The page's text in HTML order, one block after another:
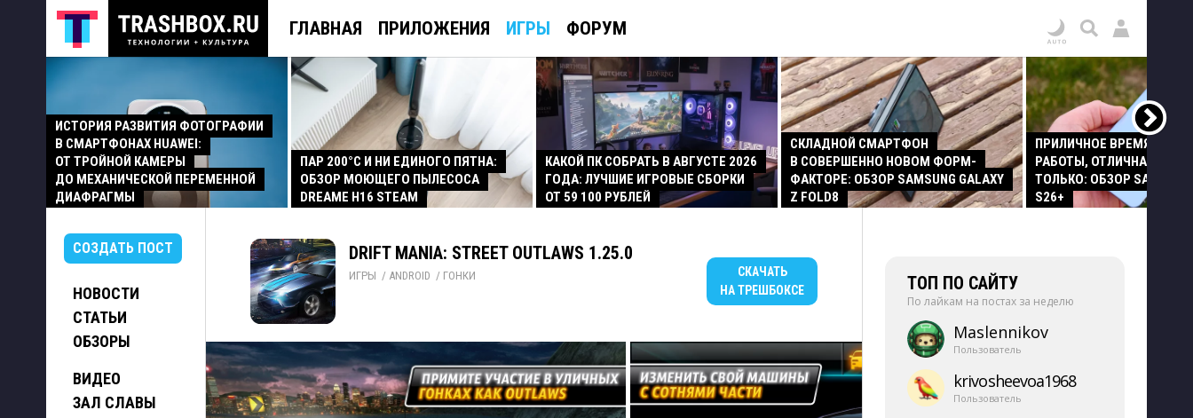
ГЛАВНАЯ ПРИЛОЖЕНИЯ ИГРЫ ФОРУМ
ИСТОРИЯ РАЗВИТИЯ ФОТОГРАФИИ
В СМАРТФОНАХ HUAWEI:
ОТ ТРОЙНОЙ КАМЕРЫ
ДО МЕХАНИЧЕСКОЙ ПЕРЕМЕННОЙ
ДИАФРАГМЫ
ПАР 200°C И НИ ЕДИНОГО ПЯТНА:
ОБЗОР МОЮЩЕГО ПЫЛЕСОСА
DREAME H16 STEAM
КАКОЙ ПК СОБРАТЬ В АВГУСТЕ 2026
ГОДА: ЛУЧШИЕ ИГРОВЫЕ СБОРКИ
ОТ 59 100 РУБЛЕЙ
СКЛАДНОЙ СМАРТФОН
В СОВЕРШЕННО НОВОМ ФОРМ-
ФАКТОРЕ: ОБЗОР SAMSUNG GALAXY
Z FOLD8
ПРИЛИЧНОЕ ВРЕМЯ
РАБОТЫ, ОТЛИЧНАЯ
ТОЛЬКО: ОБЗОР SAMSUNG
S26+
СОЗДАТЬ ПОСТ
НОВОСТИ
СТАТЬИ
ОБЗОРЫ
ВИДЕО
ЗАЛ СЛАВЫ
DRIFT MANIA: STREET OUTLAWS 1.25.0
ИГРЫ / ANDROID / ГОНКИ
СКАЧАТЬ
НА ТРЕШБОКСЕ
ТОП ПО САЙТУ
По лайкам на постах за неделю
Maslennikov
Пользователь
krivosheevoa1968
Пользователь